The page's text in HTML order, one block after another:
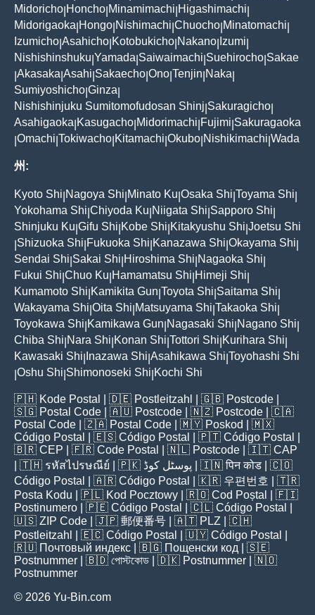
Midoricho Honcho Minamimachi Higashimachi
Midorigaoka Hongo Nishimachi Chuocho Minatomachi
Izumicho Asahicho Kotobukicho Nakano Izumi
Nishishinshuku Yamada Saiwaimachi Suehirocho Sakae
Akasaka Asahi Sakaecho Ono Tenjin Naka
Sumiyoshicho Ginza
Nishishinjuku Sumitomofudosan Shinj Sakuragicho
Asahigaoka Kasugacho Midorimachi Fujimi Sakuragaoka
Omachi Tokiwacho Kitamachi Okubo Nishikimachi Wada
州:
Kyoto Shi Nagoya Shi Minato Ku Osaka Shi Toyama Shi
Yokohama Shi Chiyoda Ku Niigata Shi Sapporo Shi
Shinjuku Ku Gifu Shi Kobe Shi Kitakyushu Shi Joetsu Shi
Shizuoka Shi Fukuoka Shi Kanazawa Shi Okayama Shi
Sendai Shi Sakai Shi Hiroshima Shi Nagaoka Shi
Fukui Shi Chuo Ku Hamamatsu Shi Himeji Shi
Kumamoto Shi Kamikita Gun Toyota Shi Saitama Shi
Wakayama Shi Oita Shi Matsuyama Shi Takaoka Shi
Toyokawa Shi Kamikawa Gun Nagasaki Shi Nagano Shi
Chiba Shi Nara Shi Konan Shi Tottori Shi Kurihara Shi
Kawasaki Shi Inazawa Shi Asahikawa Shi Toyohashi Shi
Oshu Shi Shimonoseki Shi Kochi Shi
🇵🇭 Kode Postal | 🇩🇪 Postleitzahl | 🇬🇧 Postcode
🇸🇬 Postal Code | 🇦🇺 Postcode | 🇳🇿 Postcode | 🇨🇦
Postal Code | 🇿🇦 Postal Code | 🇲🇾 Poskod
| 🇲🇽
Código Postal
| 🇪🇸 Código Postal | 🇵🇹 Código Postal
🇧🇷 CEP | 🇫🇷 Code Postal | 🇳🇱 Postcode | 🇮🇹 CAP
| 🇹🇭 รหัสไปรษณีย์ | 🇵🇰 پوسٹل کوڈ | 🇮🇳पिन कोड | 🇨🇴
Código Postal
| 🇦🇷 Código Postal | 🇰🇷 우편번호
| 🇹🇷
Posta Kodu | 🇵🇱 Kod Pocztowy | 🇷🇴 Cod Poștal
| 🇫🇮
Postinumero | 🇵🇪 Código Postal | 🇨🇱 Código Postal
🇺🇸 ZIP Code | 🇯🇵 郵便番号 | 🇦🇹 PLZ | 🇨🇭
Postleitzahl
| 🇪🇨 Código Postal | 🇺🇾 Código Postal
🇷🇺 Почтовый индекс | 🇧🇬 Пощенски код | 🇸🇪
Postnummer | 🇧🇩 পোস্টকোড | 🇩🇰 Postnummer | 🇳🇴
Postnummer
© 2026 Yu-Bin.com